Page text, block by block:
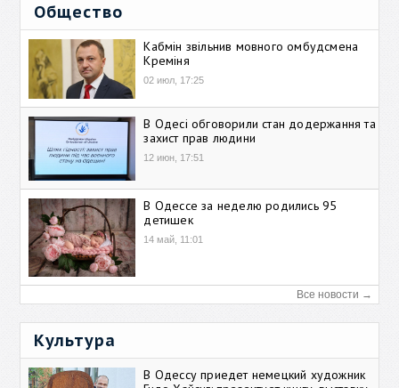
Общество
Кабмін звільнив мовного омбудсмена
Креміня
02 июл, 17:25
В Одесі обговорили стан додержання та
захист прав людини
12 июн, 17:51
В Одессе за неделю родились 95
детишек
14 май, 11:01
Все новости →
Культура
В Одессу приедет немецкий художник